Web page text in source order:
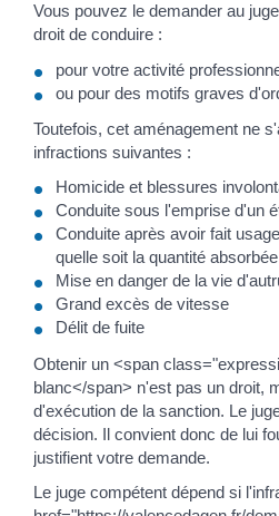
Vous pouvez le demander au
droit de conduire :
pour votre activité
ou pour des motifs graves
Toutefois, cet aménagement ne
infractions suivantes :
Homicide et blessures
Conduite sous l'emprise d'un
Conduite après avoir fait
quelle soit la quantité absorbée
Mise en danger de la vie
Grand excès de vitesse
Délit de fuite
Obtenir un <span
blanc</span> n'est pas un droit,
d'exécution de la sanction. Le
décision. Il convient donc de lui
justifient votre demande.
Le juge compétent dépend si